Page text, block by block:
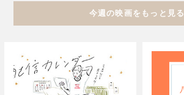
今週の映画をもっと見る